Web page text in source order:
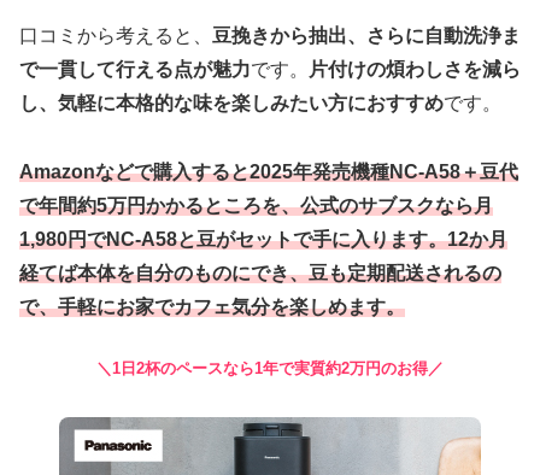
口コミから考えると、 豆挽きから抽出、さらに自動洗浄ま
で一貫して行える点が魅力です。
片付けの煩わしさを減ら
し、気軽に本格的な味を楽しみたい方におすすめです。
Amazonなどで購入すると2025年発売機種NC-A58＋豆代
で年間約5万円かかるところを、公式のサブスクなら月
1,980円でNC-A58と豆がセットで手に入ります。12か月
経てば本体を自分のものにでき、豆も定期配送されるの
で、手軽にお家でカフェ気分を楽しめます。
＼1日2杯のペースなら1年で実質約2万円のお得／